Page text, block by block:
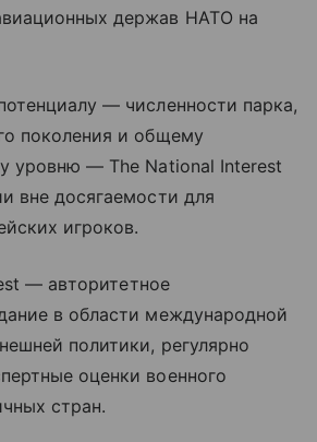
держав НАТО на
— численности парка,
поколения и общему
уровню — The National Interest
вне досягаемости для
игроков.
— авторитетное
в области международной
политики, регулярно
оценки военного
стран.